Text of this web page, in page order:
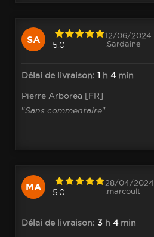
SA 5.0
12/06/2024
.Sardaine
Délai de livraison: 1 h 4min
Pierre Arborea [FR]
"Sans commentaire"
MA 5.0
28/04/2024
.marcoult
Délai de livraison: 3 h 4min